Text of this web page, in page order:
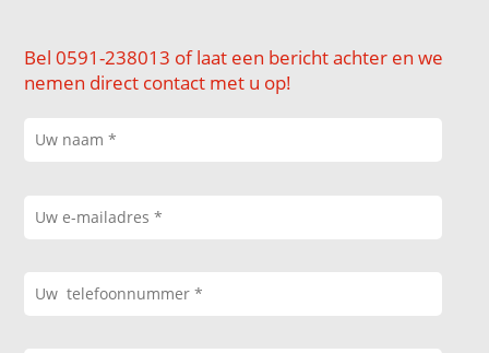
Bel 0591-238013 of laat een bericht achter en we
nemen direct contact met u op!